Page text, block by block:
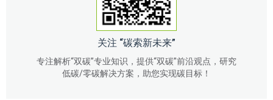
关注 “碳索新未来”
专注解析“双碳”专业知识，提供“双碳”前沿观点，研究
低碳/零碳解决方案，助您实现碳目标！